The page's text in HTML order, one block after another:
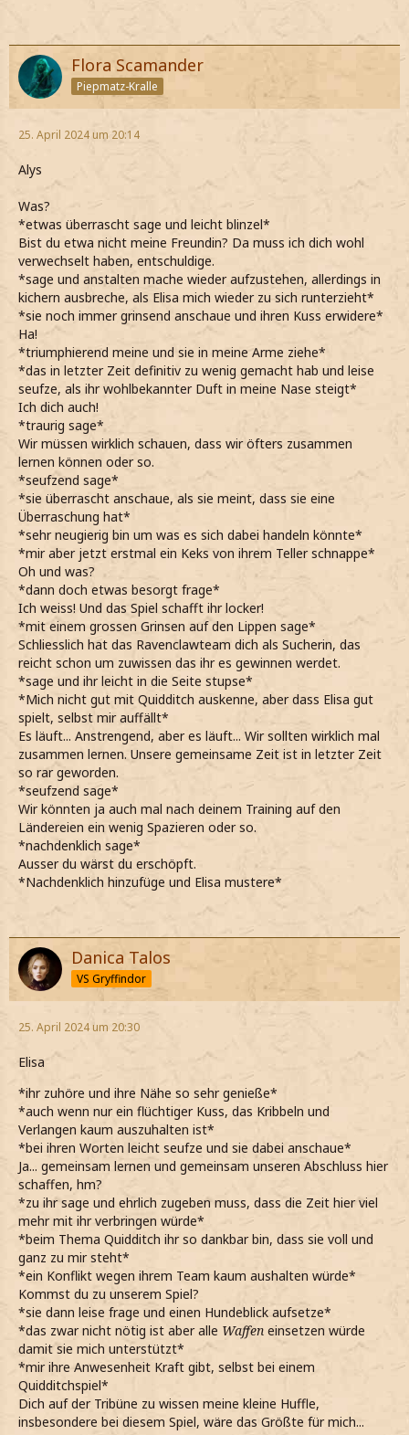
Flora Scamander
Piepmatz-Kralle
25. April 2024 um 20:14
Alys
Was?
*etwas überrascht sage und leicht blinzel*
Bist du etwa nicht meine Freundin? Da muss ich dich wohl
verwechselt haben, entschuldige.
*sage und anstalten mache wieder aufzustehen, allerdings in
kichern ausbreche, als Elisa mich wieder zu sich runterzieht*
*sie noch immer grinsend anschaue und ihren Kuss erwidere*
Ha!
*triumphierend meine und sie in meine Arme ziehe*
*das in letzter Zeit definitiv zu wenig gemacht hab und leise
seufze, als ihr wohlbekannter Duft in meine Nase steigt*
Ich dich auch!
*traurig sage*
Wir müssen wirklich schauen, dass wir öfters zusammen
lernen können oder so.
*seufzend sage*
*sie überrascht anschaue, als sie meint, dass sie eine
Überraschung hat*
*sehr neugierig bin um was es sich dabei handeln könnte*
*mir aber jetzt erstmal ein Keks von ihrem Teller schnappe*
Oh und was?
*dann doch etwas besorgt frage*
Ich weiss! Und das Spiel schafft ihr locker!
*mit einem grossen Grinsen auf den Lippen sage*
Schliesslich hat das Ravenclawteam dich als Sucherin, das
reicht schon um zuwissen das ihr es gewinnen werdet.
*sage und ihr leicht in die Seite stupse*
*Mich nicht gut mit Quidditch auskenne, aber dass Elisa gut
spielt, selbst mir auffällt*
Es läuft... Anstrengend, aber es läuft... Wir sollten wirklich mal
zusammen lernen. Unsere gemeinsame Zeit ist in letzter Zeit
so rar geworden.
*seufzend sage*
Wir könnten ja auch mal nach deinem Training auf den
Ländereien ein wenig Spazieren oder so.
*nachdenklich sage*
Ausser du wärst du erschöpft.
*Nachdenklich hinzufüge und Elisa mustere*
Danica Talos
VS Gryffindor
25. April 2024 um 20:30
Elisa
*ihr zuhöre und ihre Nähe so sehr genieße*
*auch wenn nur ein flüchtiger Kuss, das Kribbeln und
Verlangen kaum auszuhalten ist*
*bei ihren Worten leicht seufze und sie dabei anschaue*
Ja... gemeinsam lernen und gemeinsam unseren Abschluss hier
schaffen, hm?
*zu ihr sage und ehrlich zugeben muss, dass die Zeit hier viel
mehr mit ihr verbringen würde*
*beim Thema Quidditch ihr so dankbar bin, dass sie voll und
ganz zu mir steht*
*ein Konflikt wegen ihrem Team kaum aushalten würde*
Kommst du zu unserem Spiel?
*sie dann leise frage und einen Hundeblick aufsetze*
*das zwar nicht nötig ist aber alle Waffen einsetzen würde
damit sie mich unterstützt*
*mir ihre Anwesenheit Kraft gibt, selbst bei einem
Quidditchspiel*
Dich auf der Tribüne zu wissen meine kleine Huffle,
insbesondere bei diesem Spiel, wäre das Größte für mich...